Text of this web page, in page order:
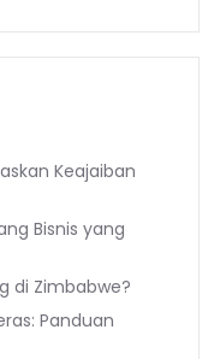
Keajaiban
Bisnis yang
di Zimbabwe?
Panduan